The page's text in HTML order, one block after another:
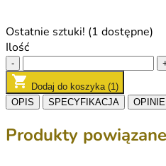
Ostatnie sztuki! (1 dostępne)
Ilość
-
Dodaj do koszyka (1)
OPIS
SPECYFIKACJA OPINIE
Produkty powiązane